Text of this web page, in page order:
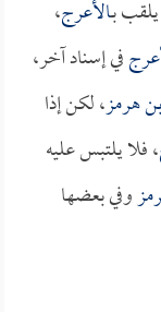
يلقب بـالأعرج،
في إسناد آخر،
هرمز، لكن إذا
، فلا يلتبس عليه
وفي بعضها